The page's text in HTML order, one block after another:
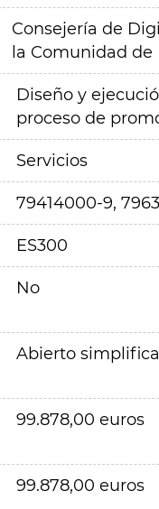
Consejería de
la Comunidad de
Diseño y
proceso de
Servicios
79414000-9,
ES300
No
Abierto
99.878,00 euros
99.878,00 euros